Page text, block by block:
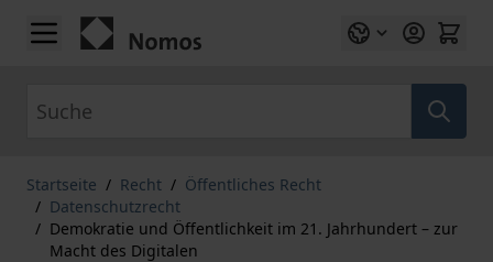
Zum Inhalt springen
Startseite / Recht / Öffentliches Recht
/ Datenschutzrecht
/ Demokratie und Öffentlichkeit im 21. Jahrhundert – zur
Macht des Digitalen